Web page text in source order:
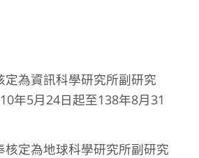
定為資訊科學研究所副研究
年5月24日起至138年8月31
核定為地球科學研究所副研究